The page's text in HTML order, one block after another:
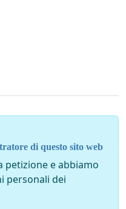
(e non solo) che il
di Careggi
è indubbiamente una
che il tratto di via
di questo sito web
petizione e abbiamo
personali dei